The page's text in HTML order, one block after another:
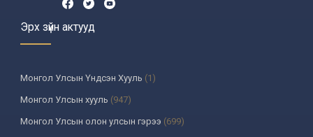
Эрх зүйн актууд
Монгол Улсын Үндсэн Хууль (1)
Монгол Улсын хууль (947)
Монгол Улсын олон улсын гэрээ (699)